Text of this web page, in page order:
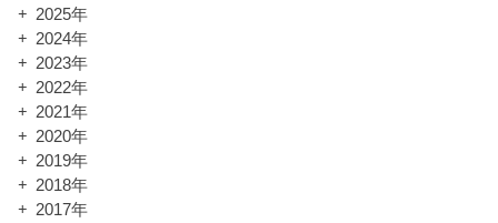
2025年
2024年
2023年
2022年
2021年
2020年
2019年
2018年
2017年